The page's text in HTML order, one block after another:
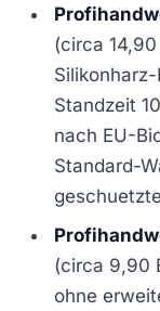
(circa
Standzeit
nach EU-
Standard-
(circa 9,90
ohne